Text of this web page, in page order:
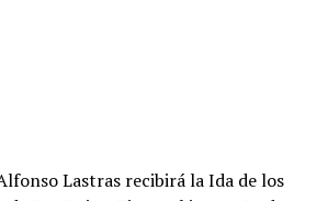
Lastras recibirá la Ida de los